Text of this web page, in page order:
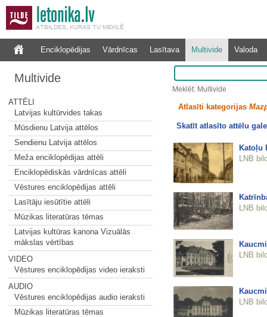
Enciklopēdijas Vārdnīcas Lasītava Multivide Valoda
Multivide
ATTĒLI
Latvijas kultūrvides takas
Mūsdienu Latvija attēlos
Sendienu Latvija attēlos
Meža enciklopēdijas attēli
Enciklopēdiskās vārdnīcas attēli
Vēstures enciklopēdijas attēli
Lasītāju iesūtītie attēli
Mūzikas literatūras tēmas
Latvijas kultūras kanona Vizuālās
mākslas vērtības
VIDEO
Vēstures enciklopēdijas video ieraksti
AUDIO
Vēstures enciklopēdijas audio ieraksti
Mūzikas literatūras tēmas
Meklēt: Multivide
Atlasīti kategorijas
Skatīt atlasīto attēlu
Katoļu
LNB
LNB
LNB
LNB